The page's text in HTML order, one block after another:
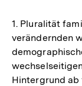
1. Pluralität
verändernden
Hintergrund